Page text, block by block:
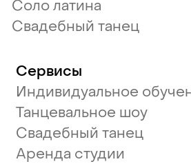
Соло латина
Свадебный танец
Сервисы
Индивидуальное
Танцевальное шоу
Свадебный танец
Аренда студии